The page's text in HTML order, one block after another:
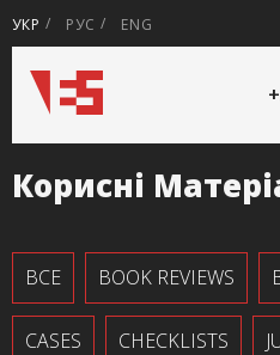
УКР РУС ENG
Корисні
ВСЕ BOOK REVIEWS
CASES CHECKLISTS